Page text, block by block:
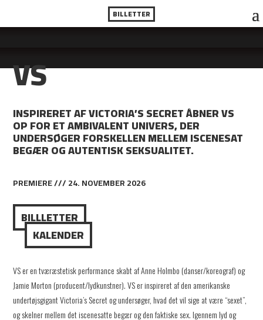
BILLETTER
VS
INSPIRERET AF VICTORIA’S SECRET ÅBNER VS
OP FOR ET AMBIVALENT UNIVERS, DER
UNDERSØGER FORSKELLEN MELLEM ISCENESAT
BEGÆR OG AUTENTISK SEKSUALITET.
PREMIERE /// 24. NOVEMBER 2026
BILLLETTER
KALENDER
VS er en tværæstetisk performance skabt af Anne Holmbo (danser/koreograf) og
Jamie Morton (producent/lydkunstner). VS er inspireret af den amerikanske
undertøjsgigant Victoria’s Secret og undersøger, hvad det vil sige at være “sexet”,
og skelner mellem det iscenesatte begær og den faktiske sex. Igennem lyd og